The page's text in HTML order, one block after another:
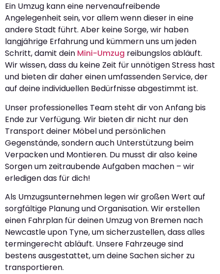
Ein Umzug kann eine nervenaufreibende
Angelegenheit sein, vor allem wenn dieser in eine
andere Stadt führt. Aber keine Sorge, wir haben
langjährige Erfahrung und kümmern uns um jeden
Schritt, damit dein Mini-Umzug reibungslos abläuft.
Wir wissen, dass du keine Zeit für unnötigen Stress hast
und bieten dir daher einen umfassenden Service, der
auf deine individuellen Bedürfnisse abgestimmt ist.
Unser professionelles Team steht dir von Anfang bis
Ende zur Verfügung. Wir bieten dir nicht nur den
Transport deiner Möbel und persönlichen
Gegenstände, sondern auch Unterstützung beim
Verpacken und Montieren. Du musst dir also keine
Sorgen um zeitraubende Aufgaben machen – wir
erledigen das für dich!
Als Umzugsunternehmen legen wir großen Wert auf
sorgfältige Planung und Organisation. Wir erstellen
einen Fahrplan für deinen Umzug von Bremen nach
Newcastle upon Tyne, um sicherzustellen, dass alles
termingerecht abläuft. Unsere Fahrzeuge sind
bestens ausgestattet, um deine Sachen sicher zu
transportieren.